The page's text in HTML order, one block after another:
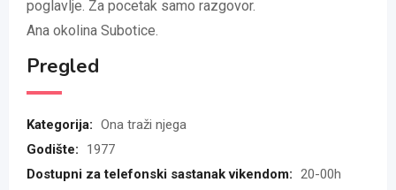
poglavlje. Za pocetak samo razgovor.
Ana okolina Subotice.
Pregled
Kategorija: Ona traži njega
Godište:
1977
Dostupni za telefonski sastanak vikendom: 20-00h